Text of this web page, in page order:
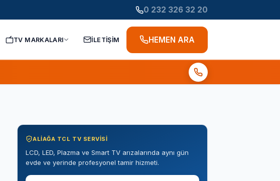
0 232 326 32 20
TV MARKALARI İLETİŞİM HEMEN ARA
ALIAĞA TCL TV SERVISI
LCD, LED, Plazma ve Smart TV arızalarında aynı gün
evde ve yerinde profesyonel tamir hizmeti.